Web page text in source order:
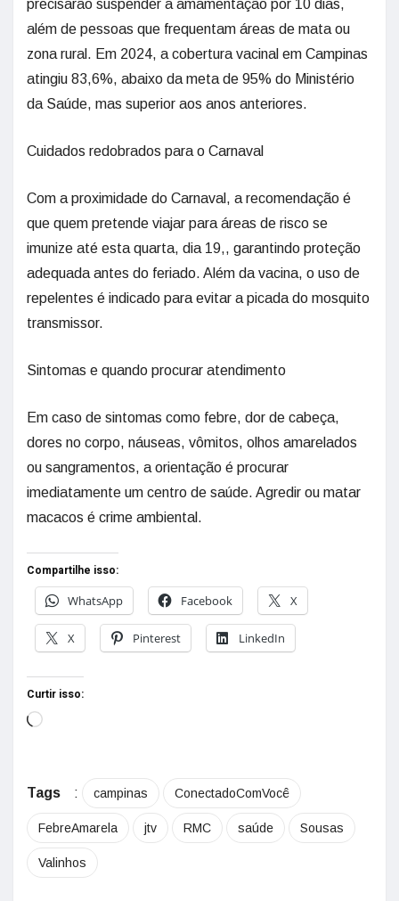
precisarão suspender a amamentação por 10 dias,
além de pessoas que frequentam áreas de mata ou
zona rural. Em 2024, a cobertura vacinal em Campinas
atingiu 83,6%, abaixo da meta de 95% do Ministério
da Saúde, mas superior aos anos anteriores.
Cuidados redobrados para o Carnaval
Com a proximidade do Carnaval, a recomendação é
que quem pretende viajar para áreas de risco se
imunize até esta quarta, dia 19,, garantindo proteção
adequada antes do feriado. Além da vacina, o uso de
repelentes é indicado para evitar a picada do mosquito
transmissor.
Sintomas e quando procurar atendimento
Em caso de sintomas como febre, dor de cabeça,
dores no corpo, náuseas, vômitos, olhos amarelados
ou sangramentos, a orientação é procurar
imediatamente um centro de saúde. Agredir ou matar
macacos é crime ambiental.
Compartilhe isso:
WhatsApp
Facebook X
X Pinterest LinkedIn
Curtir isso:
Tags : campinas ConectadoComVocê
FebreAmarela jtv RMC saúde Sousas
Valinhos